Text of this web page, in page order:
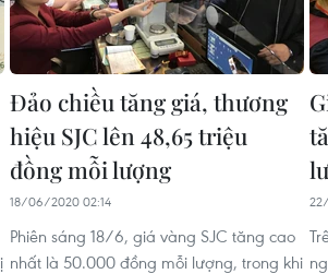
Đảo chiều tăng giá, thương
hiệu SJC lên 48,65 triệu
đồng mỗi lượng
18/06/2020 02:14
Phiên sáng 18/6, giá vàng SJC tăng cao
nhất là 50.000 đồng mỗi lượng, trong khi